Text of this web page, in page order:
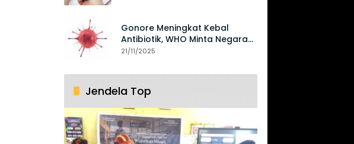
Gonore Meningkat Kebal
Antibiotik, WHO Minta Negara
Perkuat Surveilans
21/11/2025
Jendela Top